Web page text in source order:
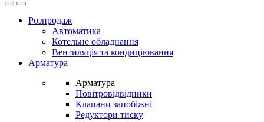
OpenClose
Розпродаж
Автоматика
Котельне обладнання
Вентиляція та кондиціювання
Арматура
Арматура
Повітровідвідники
Клапани запобіжні
Редуктори тиску